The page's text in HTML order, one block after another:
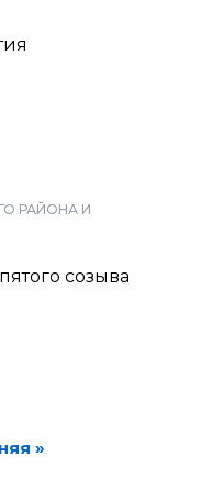
РАЙОНА И
созыва
»